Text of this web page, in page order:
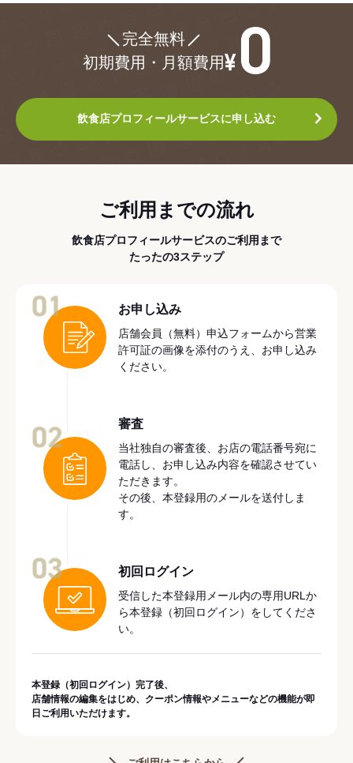
完全無料
初期費用・月額費用
飲食店プロフィールサービスに申し込む
ご利用までの流れ
飲食店プロフィールサービスのご利用まで
たったの3ステップ
お申し込み
店舗会員（無料）申込フォームから営業
許可証の画像を添付のうえ、お申し込み
ください。
審査
当社独自の審査後、お店の電話番号宛に
電話し、お申し込み内容を確認させてい
ただきます。
その後、本登録用のメールを送付しま
す。
初回ログイン
受信した本登録用メール内の専用URLか
ら本登録（初回ログイン）をしてくださ
い。
本登録（初回ログイン）完了後、
店舗情報の編集をはじめ、クーポン情報やメニューなどの機能が即
日ご利用いただけます。